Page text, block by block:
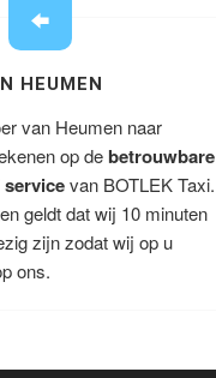
HEUMEN
van Heumen naar
op debetrouwbare
van BOTLEK Taxi.
geldt dat wij 10 minuten
zijn zodat wij op u
ons.